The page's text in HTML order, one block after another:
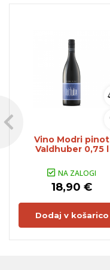
Vino Modri pinot
Valdhuber 0,75 l
NA ZALOGI
18,90 €
Dodaj v košarico